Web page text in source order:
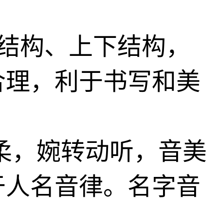
构、上下结构，
，利于书写和美
，婉转动听，音美
名音律。名字音